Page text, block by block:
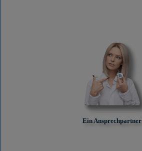
Ein Ansprechpartner